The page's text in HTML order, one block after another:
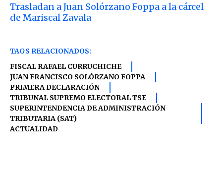
Trasladan a Juan Solórzano Foppa a la cárcel
de Mariscal Zavala
TAGS RELACIONADOS:
FISCAL RAFAEL CURRUCHICHE
JUAN FRANCISCO SOLÓRZANO FOPPA
PRIMERA DECLARACIÓN
TRIBUNAL SUPREMO ELECTORAL TSE
SUPERINTENDENCIA DE ADMINISTRACIÓN
TRIBUTARIA (SAT)
ACTUALIDAD